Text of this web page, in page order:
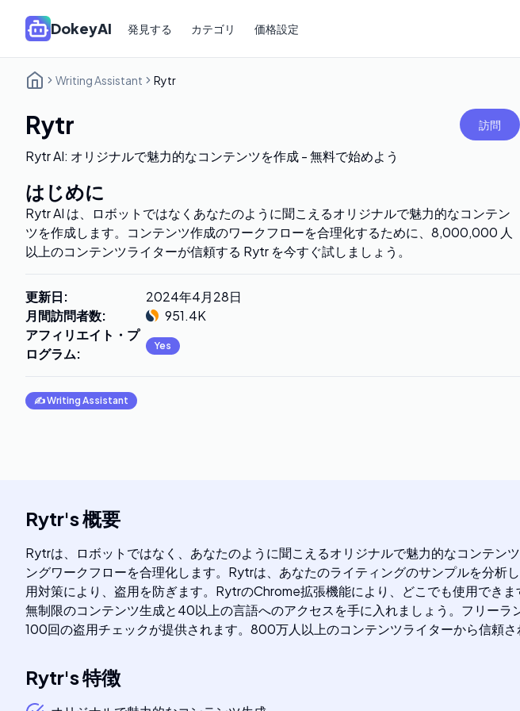
DokeyAI 発見する カテゴリ 価格設定
Writing Assistant Rytr
Rytr 訪問
Rytr AI: オリジナルで魅力的なコンテンツを作成 - 無料で始めよう
はじめに
Rytr AI は、ロボットではなくあなたのように聞こえるオリジナルで魅力的なコンテン
ツを作成します。コンテンツ作成のワークフローを合理化するために、8,000,000 人
以上のコンテンツライターが信頼する Rytr を今すぐ試しましょう。
更新日:
2024年4月28日
月間訪問者数:
951.4K
アフィリエイト・プ
ログラム: Yes
✍️Writing Assistant
Rytr's概要
Rytrは、ロボットではなく、あなたのように聞こえるオリジナルで魅力的なコンテ
ングワークフローを合理化します。Rytrは、あなたのライティングのサンプルを分
用対策により、盗用を防ぎます。RytrのChrome拡張機能により、どこでも使用でき
無制限のコンテンツ生成と40以上の言語へのアクセスを手に入れましょう。フリー
100回の盗用チェックが提供されます。800万人以上のコンテンツライターから信頼
Rytr's特徴